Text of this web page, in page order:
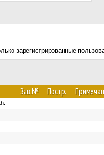
зарегистрированные
Зав.№ Постр.